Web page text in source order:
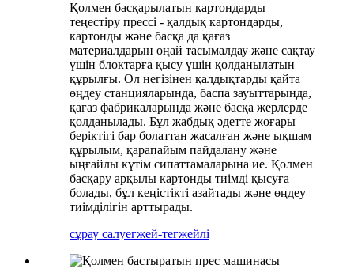
Қолмен басқарылатын картондарды
теңестіру прессі - қалдық картондарды,
картонды және басқа да қағаз
материалдарын оңай тасымалдау және сақтау
үшін блоктарға қысу үшін қолданылатын
құрылғы. Ол негізінен қалдықтарды қайта
өңдеу станцияларында, баспа зауыттарында,
қағаз фабрикаларында және басқа жерлерде
қолданылады. Бұл жабдық әдетте жоғары
беріктігі бар болаттан жасалған және ықшам
құрылым, қарапайым пайдалану және
ыңғайлы күтім сипаттамаларына ие. Қолмен
басқару арқылы картонды тиімді қысуға
болады, бұл кеңістікті азайтады және өңдеу
тиімділігін арттырады.
сұрау салуегжей-тегжейлі